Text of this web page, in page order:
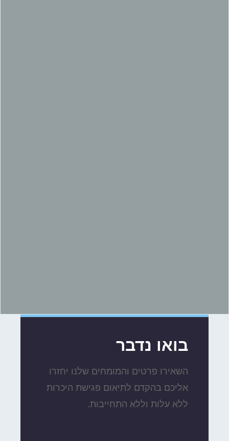
בואו נדבר
השאירו פרטים והמומחים שלנו יחזרו
אליכם בהקדם לתיאום פגישת היכרות
ללא עלות וללא התחייבות.